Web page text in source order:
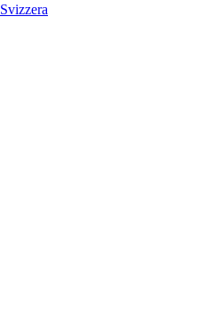
Svizzera